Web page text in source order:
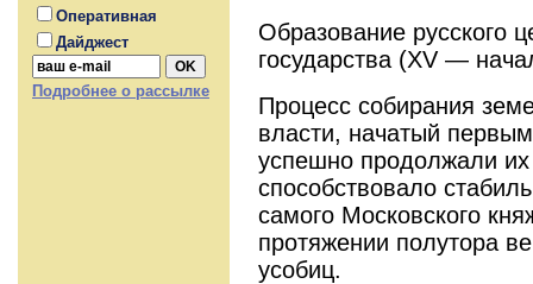
Оперативная
Дайджест
Подробнее о рассылке
Образование русского
государства (XV —
Процесс собирания
власти, начатый
успешно продолжали
способствовало
самого Московского
протяжении полутора
усобиц.